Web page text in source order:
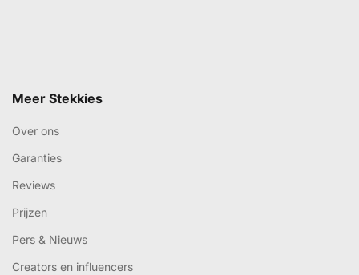
Meer Stekkies
Over ons
Garanties
Reviews
Prijzen
Pers & Nieuws
Creators en influencers